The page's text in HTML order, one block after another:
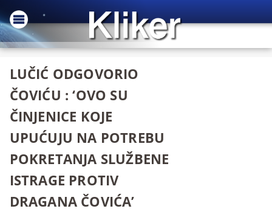
LUČIĆ ODGOVORIO
ČOVIĆU : ‘OVO SU
ČINJENICE KOJE
UPUĆUJU NA POTREBU
POKRETANJA SLUŽBENE
ISTRAGE PROTIV
DRAGANA ČOVIĆA’